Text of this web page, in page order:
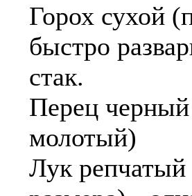
Горох сухой
быстро
стак.
Перец
молотый)
Лук репчатый